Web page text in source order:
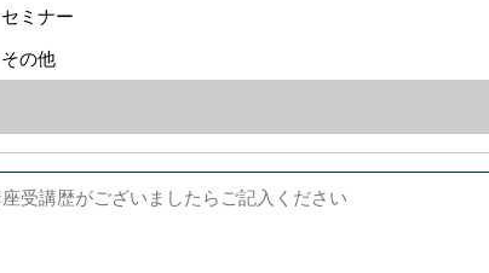
セミナー
その他